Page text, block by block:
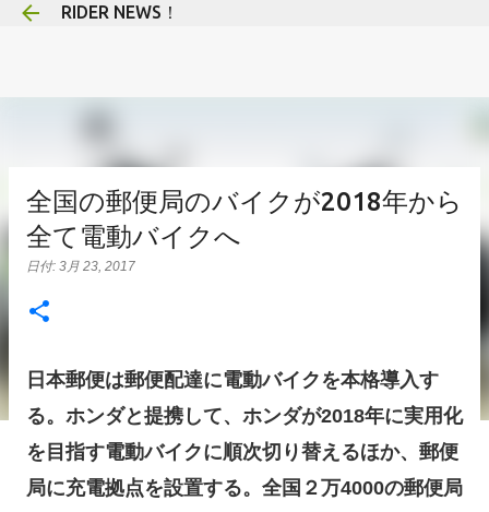
RIDER NEWS！
全国の郵便局のバイクが2018年から
全て電動バイクへ
日付: 3月 23, 2017
日本郵便は郵便配達に電動バイクを本格導入す
る。ホンダと提携して、ホンダが2018年に実用化
を目指す電動バイクに順次切り替えるほか、郵便
局に充電拠点を設置する。全国２万4000の郵便局